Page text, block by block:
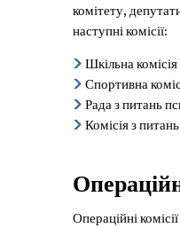
комітету,
наступні комісії:
Шкільна комісія
Спортивна
Рада з питань
Комісія з
Операційні